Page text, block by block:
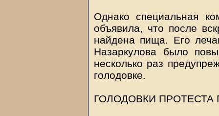
Однако специальная
объявила, что после
найдена пища. Его
Назаркулова было
несколько раз
голодовке.
ГОЛОДОВКИ